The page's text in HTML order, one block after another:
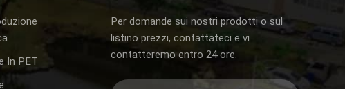
In PET
Per domande sui nostri prodotti o sul
listino prezzi, contattateci e vi
contatteremo entro 24 ore.